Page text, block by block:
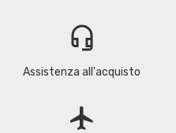
headset_mic
Assistenza all'acquisto
flight